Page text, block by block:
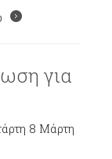
για
8 Μάρτη